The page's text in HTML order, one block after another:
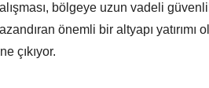
bölgeye uzun vadeli
önemli bir altyapı yatırımı
çıkıyor.